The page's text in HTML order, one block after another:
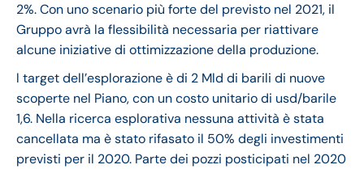
2%. Con uno scenario più forte del previsto nel 2021, il
Gruppo avrà la flessibilità necessaria per riattivare
alcune iniziative di ottimizzazione della produzione.
l target dell’esplorazione è di 2 Mld di barili di nuove
scoperte nel Piano, con un costo unitario di usd/barile
1,6. Nella ricerca esplorativa nessuna attività è stata
cancellata ma è stato rifasato il 50% degli investimenti
previsti per il 2020. Parte dei pozzi posticipati nel 2020